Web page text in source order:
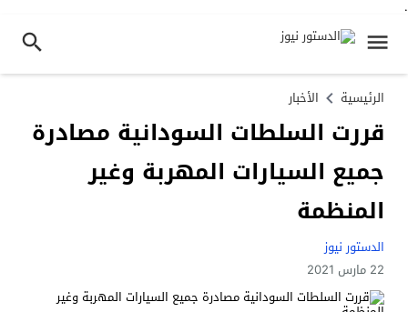
.
الرئيسية الأخبار
قررت السلطات السودانية مصادرة
جميع السيارات المهربة وغير
المنظمة
الدستور نيوز
22 مارس 2021